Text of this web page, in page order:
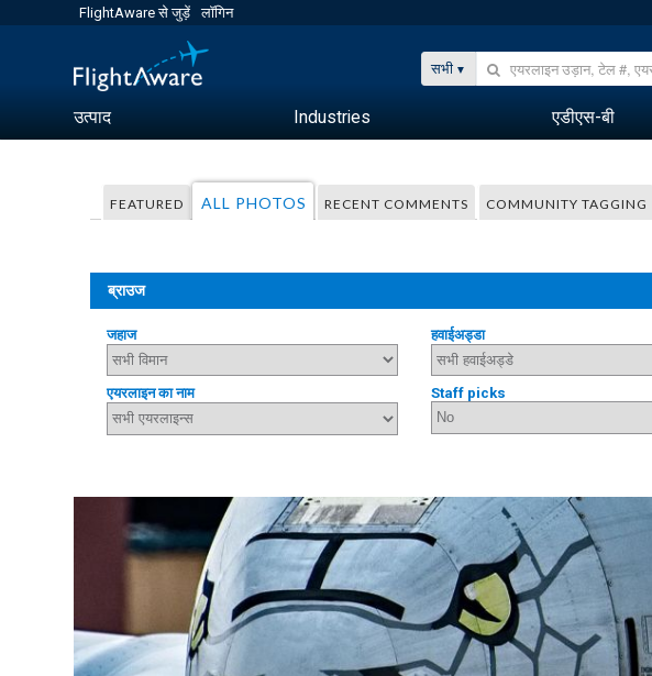
FlightAware से जुड़ें लॉगिन
सभी
उत्पाद Industries एडीएस-बी
FEATURED ALL PHOTOS RECENT COMMENTS COMMUNITY TAGGING
ब्राउज
जहाज हवाईअड्डा
एयरलाइन का नाम Staff picks